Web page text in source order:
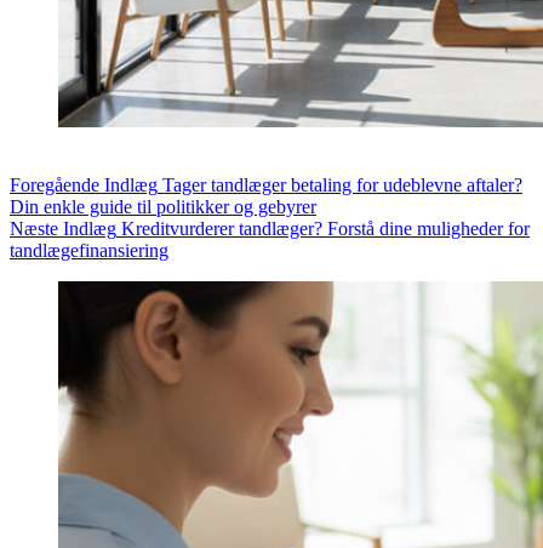
Foregående Indlæg Tager tandlæger betaling for udeblevne aftaler?
Din enkle guide til politikker og gebyrer
Næste Indlæg Kreditvurderer tandlæger? Forstå dine muligheder for
tandlægefinansiering